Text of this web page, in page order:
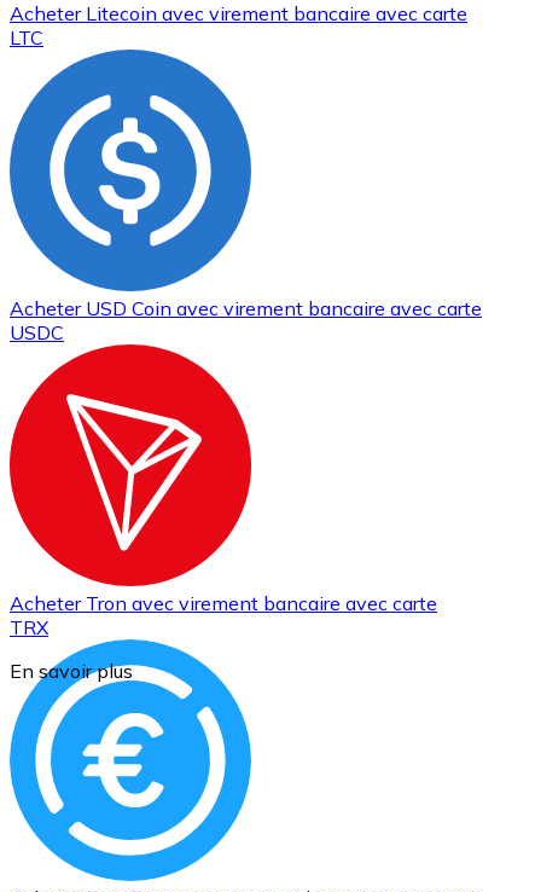
Acheter Litecoin avec virement bancaire avec carte
LTC
Acheter USD Coin avec virement bancaire avec carte
USDC
Acheter Tron avec virement bancaire avec carte
TRX
En savoir plus